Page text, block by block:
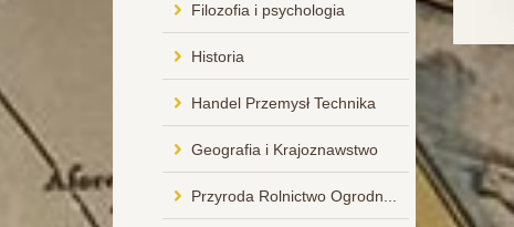
Filozofia i psychologia
Historia
Handel Przemysł Technika
Geografia i Krajoznawstwo
Przyroda Rolnictwo Ogrodn...